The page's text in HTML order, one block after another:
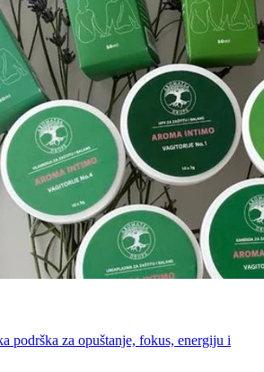
podrška za opuštanje, fokus, energiju i